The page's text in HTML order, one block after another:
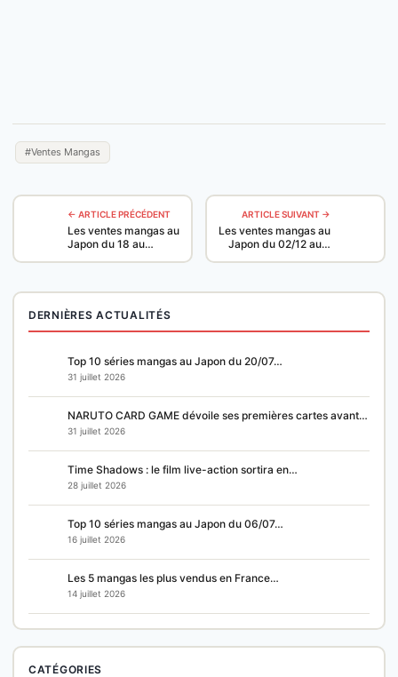
#Ventes Mangas
← ARTICLE PRÉCÉDENT
Les ventes mangas au
Japon du 18 au…
ARTICLE SUIVANT →
Les ventes mangas au
Japon du 02/12 au…
DERNIÈRES ACTUALITÉS
Top 10 séries mangas au Japon du 20/07…
31 juillet 2026
NARUTO CARD GAME dévoile ses premières cartes avant…
31 juillet 2026
Time Shadows : le film live-action sortira en…
28 juillet 2026
Top 10 séries mangas au Japon du 06/07…
16 juillet 2026
Les 5 mangas les plus vendus en France…
14 juillet 2026
CATÉGORIES